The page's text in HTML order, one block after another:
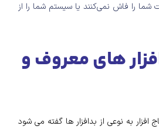
شما را فاش نمی‌کنند یا سیستم شما را از
های معروف و
افزار به نوعی از بدافزار ها گفته می شود